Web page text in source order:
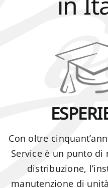
Con oltre
Service è un punto
distribuzione,
manutenzione di